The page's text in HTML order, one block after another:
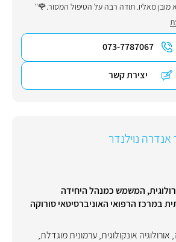
מובן מאליו. תודה רבה על הטיפול המסור.🌹"
073-7787067
יצירת קשר
נוילנדר
המשמש כמנהל היחידה
במרכז הרפואי האוניברסיטאי סורוקה
, אורולוגיה אונקולוגית,ערמונית מוגדלת,